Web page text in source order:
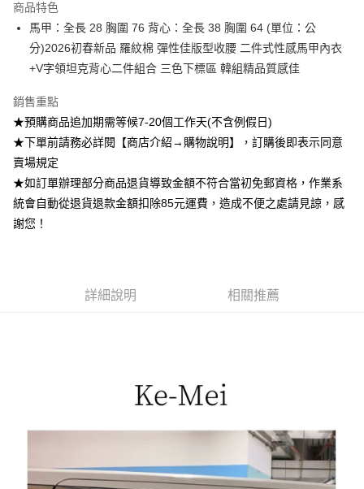
ATM付款
運送方式
付款後全家取貨
每筆NT$85，滿NT$1,200(含以上)免運費
每筆NT$85，滿NT$1,200(含以上)免運費
商品特色
馬甲：全長 28 胸圍 76 背心：全長 38 胸圍 64 (單位：公
分)2026初春新品 羅紋棉 彈性佳版型收腰 二件式性感馬甲內衣
+V字領坦克背心二件組合 三色下標區 韓組精品質感佳
銷售重點
★預購商品追加期需等候7-20個工作天(不含例假日)
★下單前請務必詳閱【商店介紹→購物說明】，訂購後即表示同意
賣場規定
★如訂單辦理部分商品退貨導致金額不符合當初免郵資格，作業系
統會自動從退貨退款金額扣除85元運費，造成不便之處請見諒，感
謝您！
詳細說明 相關推薦